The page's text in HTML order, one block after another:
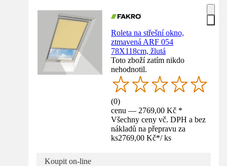
Roleta na střešní okno,
ztmavená ARF 054
78X118cm, žlutá
Toto zboží zatím nikdo
nehodnotil.
(0)
cenu — 2769,00 Kč *
Všechny ceny vč. DPH a bez
nákladů na přepravu za
ks2769,00 Kč*/ ks
Koupit on-line